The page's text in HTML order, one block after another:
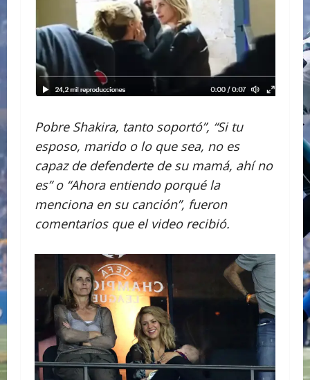
Pobre Shakira, tanto soportó”, “Si tu
esposo, marido o lo que sea, no es
capaz de defenderte de su mamá, ahí no
es” o “Ahora entiendo porqué la
menciona en su canción”, fueron
comentarios que el video recibió.